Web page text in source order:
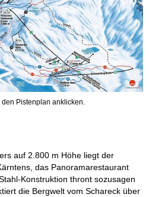
Pistenplan anklicken.
auf 2.800 m Höhe liegt der
das Panoramarestaurant
Konstruktion thront sozusagen
die Bergwelt vom Schareck über